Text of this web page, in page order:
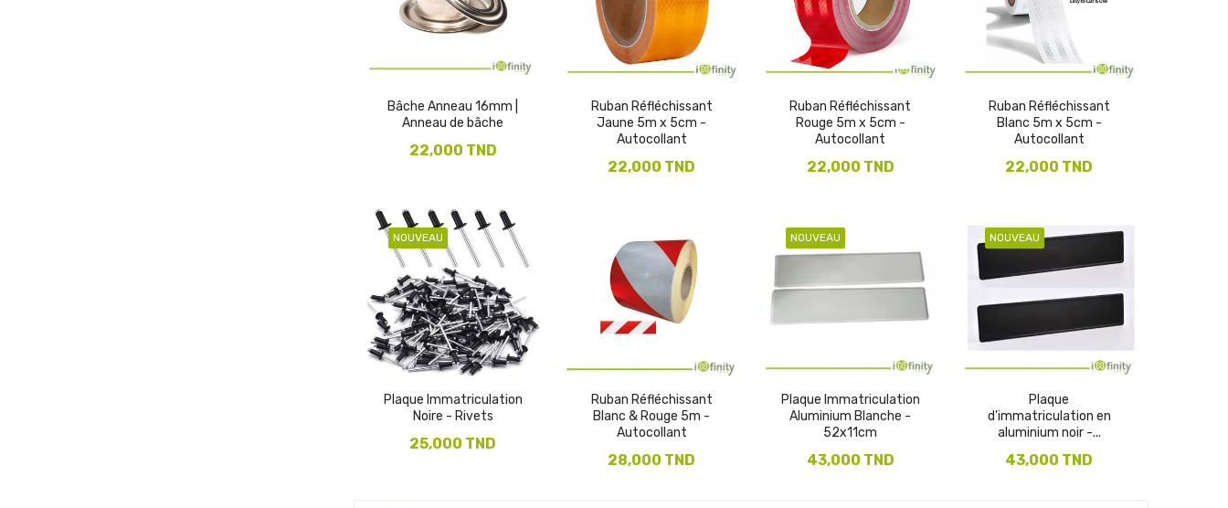
Bâche Anneau 16mm |
Anneau de bâche
22,000 TND
Ruban Réfléchissant
Jaune 5m x 5cm -
Autocollant
22,000 TND
Ruban Réfléchissant
Rouge 5m x 5cm -
Autocollant
22,000 TND
Ruban Réfléchissant
Blanc 5m x 5cm -
Autocollant
22,000 TND
NOUVEAU
Plaque Immatriculation
Noire - Rivets
25,000 TND
Ruban Réfléchissant
Blanc & Rouge 5m -
Autocollant
28,000 TND
NOUVEAU
Plaque Immatriculation
Aluminium Blanche -
52x11cm
43,000 TND
NOUVEAU
Plaque
d'immatriculation en
aluminium noir -...
43,000 TND